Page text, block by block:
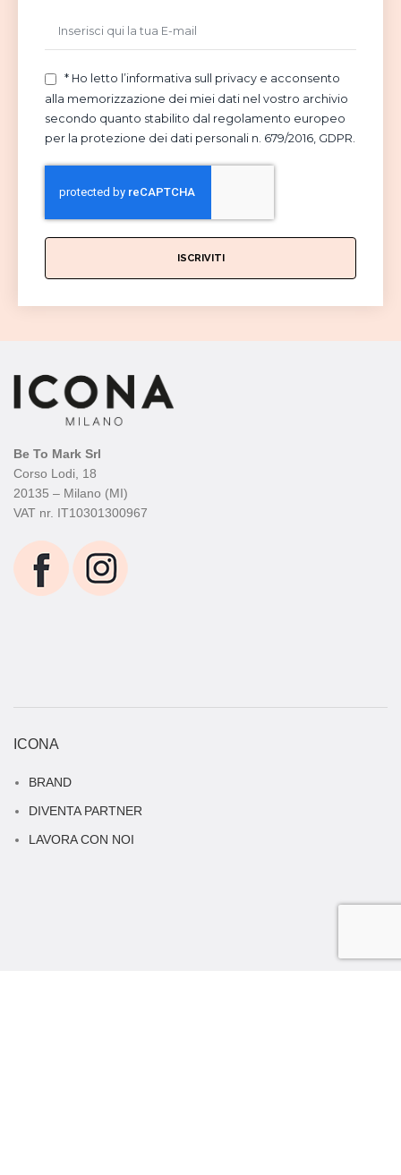
* Ho letto l’informativa sull privacy e acconsento
alla memorizzazione dei miei dati nel vostro archivio
secondo quanto stabilito dal regolamento europeo
per la protezione dei dati personali n. 679/2016, GDPR.
ISCRIVITI
Be To Mark Srl
Corso Lodi, 18
20135 – Milano (MI)
VAT nr. IT10301300967
ICONA
BRAND
DIVENTA PARTNER
LAVORA CON NOI